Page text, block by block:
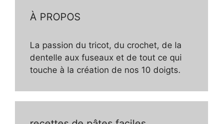
À PROPOS
La passion du tricot, du crochet, de la
dentelle aux fuseaux et de tout ce qui
touche à la création de nos 10 doigts.